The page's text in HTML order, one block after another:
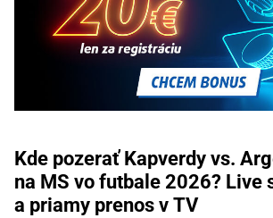
Kde pozerať Kapverdy vs.
na MS vo futbale 2026? Live
a priamy prenos v TV